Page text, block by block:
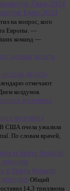
Евро-2024
на вопрос, кого
Европы. —
команд —
делать
отмечают
колдунов.
мужчина
В США пчела ужалила
По словам врачей,
и брать больше
Общий
14,3 триллиона